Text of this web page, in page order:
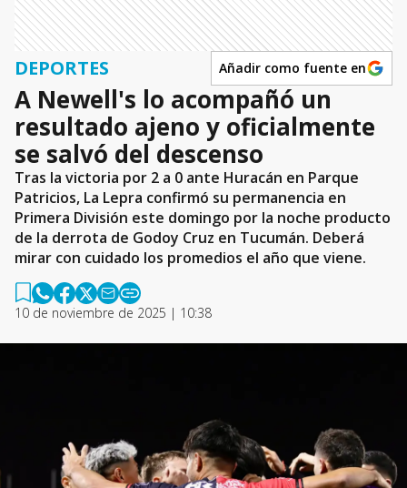
DEPORTES Añadir como fuente en
A Newell's lo acompañó un
resultado ajeno y oficialmente
se salvó del descenso
Tras la victoria por 2 a 0 ante Huracán en Parque
Patricios, La Lepra confirmó su permanencia en
Primera División este domingo por la noche producto
de la derrota de Godoy Cruz en Tucumán. Deberá
mirar con cuidado los promedios el año que viene.
10 de noviembre de 2025 | 10:38